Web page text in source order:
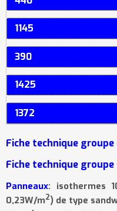
1145
390
1425
1372
Fiche technique
Fiche technique
Panneaux: isothermes
0,23W/m2) de type